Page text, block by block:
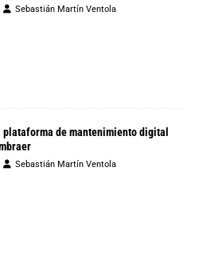
Sebastián Martín Ventola
de mantenimiento digital
Sebastián Martín Ventola